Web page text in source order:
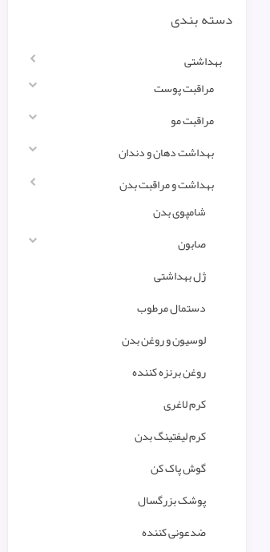
دسته بندی
بهداشتی
مراقبت پوست
مراقبت مو
بهداشت دهان و دندان
بهداشت و مراقبت بدن
شامپوی بدن
صابون
ژل بهداشتی
دستمال مرطوب
لوسیون و روغن بدن
روغن برنزه کننده
کرم لاغری
کرم لیفتینگ بدن
گوش پاک کن
پوشک بزرگسال
ضدعونی کننده